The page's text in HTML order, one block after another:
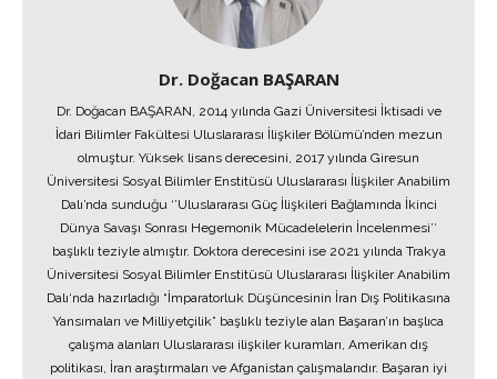
Dr. Doğacan BAŞARAN
Dr. Doğacan BAŞARAN, 2014 yılında Gazi Üniversitesi İktisadi ve
İdari Bilimler Fakültesi Uluslararası İlişkiler Bölümü’nden mezun
olmuştur. Yüksek lisans derecesini, 2017 yılında Giresun
Üniversitesi Sosyal Bilimler Enstitüsü Uluslararası İlişkiler Anabilim
Dalı’nda sunduğu ‘’Uluslararası Güç İlişkileri Bağlamında İkinci
Dünya Savaşı Sonrası Hegemonik Mücadelelerin İncelenmesi’’
başlıklı teziyle almıştır. Doktora derecesini ise 2021 yılında Trakya
Üniversitesi Sosyal Bilimler Enstitüsü Uluslararası İlişkiler Anabilim
Dalı‘nda hazırladığı “İmparatorluk Düşüncesinin İran Dış Politikasına
Yansımaları ve Milliyetçilik” başlıklı teziyle alan Başaran’ın başlıca
çalışma alanları Uluslararası ilişkiler kuramları, Amerikan dış
politikası, İran araştırmaları ve Afganistan çalışmalarıdır. Başaran iyi